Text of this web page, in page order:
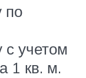
по
учетом
1 кв. м.